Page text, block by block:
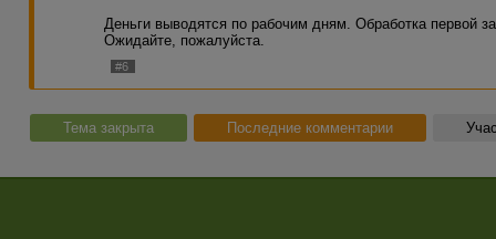
Деньги выводятся по рабочим дням. Обработка первой
Ожидайте, пожалуйста.
#6
Тема закрыта Последние комментарии